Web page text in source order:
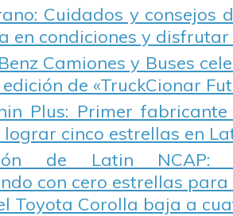
Cuidados y consejos
en condiciones y disfrutar
Camiones y Buses
de «TruckCionar
Plus: Primer
cinco estrellas en
de Latin NCAP:
con cero estrellas para
Toyota Corolla baja a